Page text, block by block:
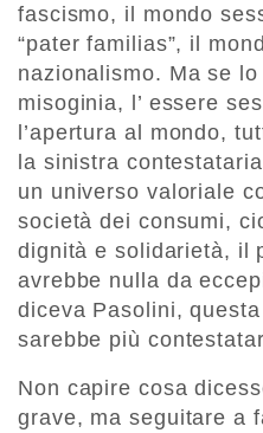
fascismo, il mondo
“pater familias”, il
nazionalismo. Ma se
misoginia, l’ essere
l’apertura al mondo,
la sinistra
un universo valoriale
società dei consumi,
dignità e solidarietà, il
avrebbe nulla da
diceva Pasolini,
sarebbe più
Non capire cosa
grave, ma seguitare a